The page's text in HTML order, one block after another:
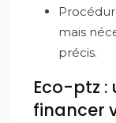
mais
précis.
Eco-ptz :
financer